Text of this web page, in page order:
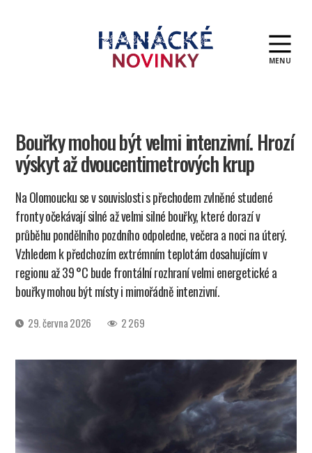
MENU
Bouřky mohou být velmi intenzivní. Hrozí
výskyt až dvoucentimetrových krup
Na Olomoucku se v souvislosti s přechodem zvlněné studené
fronty očekávají silné až velmi silné bouřky, které dorazí v
průběhu pondělního pozdního odpoledne, večera a noci na úterý.
Vzhledem k předchozím extrémním teplotám dosahujícím v
regionu až 39 °C bude frontální rozhraní velmi energetické a
bouřky mohou být místy i mimořádně intenzivní.
Datum29. června 2026 2 269